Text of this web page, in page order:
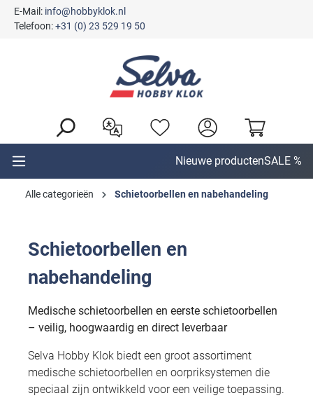
E-Mail: info@hobbyklok.nl
Telefoon:+31 (0) 23 529 19 50
Nieuwe productenSALE %
Alle categorieën Schietoorbellen en nabehandeling
Schietoorbellen en
nabehandeling
Medische schietoorbellen en eerste schietoorbellen
– veilig, hoogwaardig en direct leverbaar
Selva Hobby Klok biedt een groot assortiment
medische schietoorbellen en oorpriksystemen die
speciaal zijn ontwikkeld voor een veilige toepassing.